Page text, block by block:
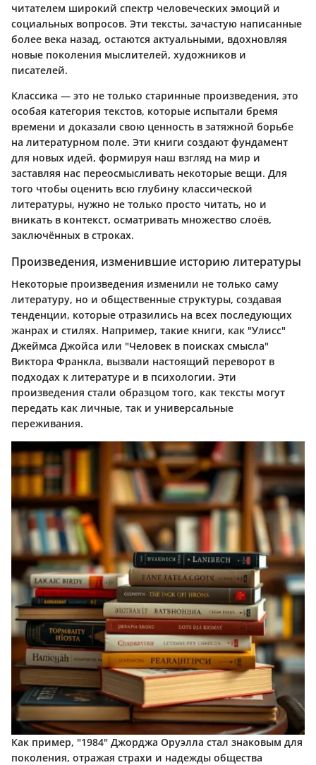
читателем широкий спектр человеческих эмоций и
социальных вопросов. Эти тексты, зачастую написанные
более века назад, остаются актуальными, вдохновляя
новые поколения мыслителей, художников и
писателей.
Классика — это не только старинные произведения, это
особая категория текстов, которые испытали бремя
времени и доказали свою ценность в затяжной борьбе
на литературном поле. Эти книги создают фундамент
для новых идей, формируя наш взгляд на мир и
заставляя нас переосмысливать некоторые вещи. Для
того чтобы оценить всю глубину классической
литературы, нужно не только просто читать, но и
вникать в контекст, осматривать множество слоёв,
заключённых в строках.
Произведения, изменившие историю литературы
Некоторые произведения изменили не только саму
литературу, но и общественные структуры, создавая
тенденции, которые отразились на всех последующих
жанрах и стилях. Например, такие книги, как "Улисс"
Джеймса Джойса или "Человек в поисках смысла"
Виктора Франкла, вызвали настоящий переворот в
подходах к литературе и в психологии. Эти
произведения стали образцом того, как тексты могут
передать как личные, так и универсальные
переживания.
Как пример, "1984" Джорджа Оруэлла стал знаковым для
поколения, отражая страхи и надежды общества